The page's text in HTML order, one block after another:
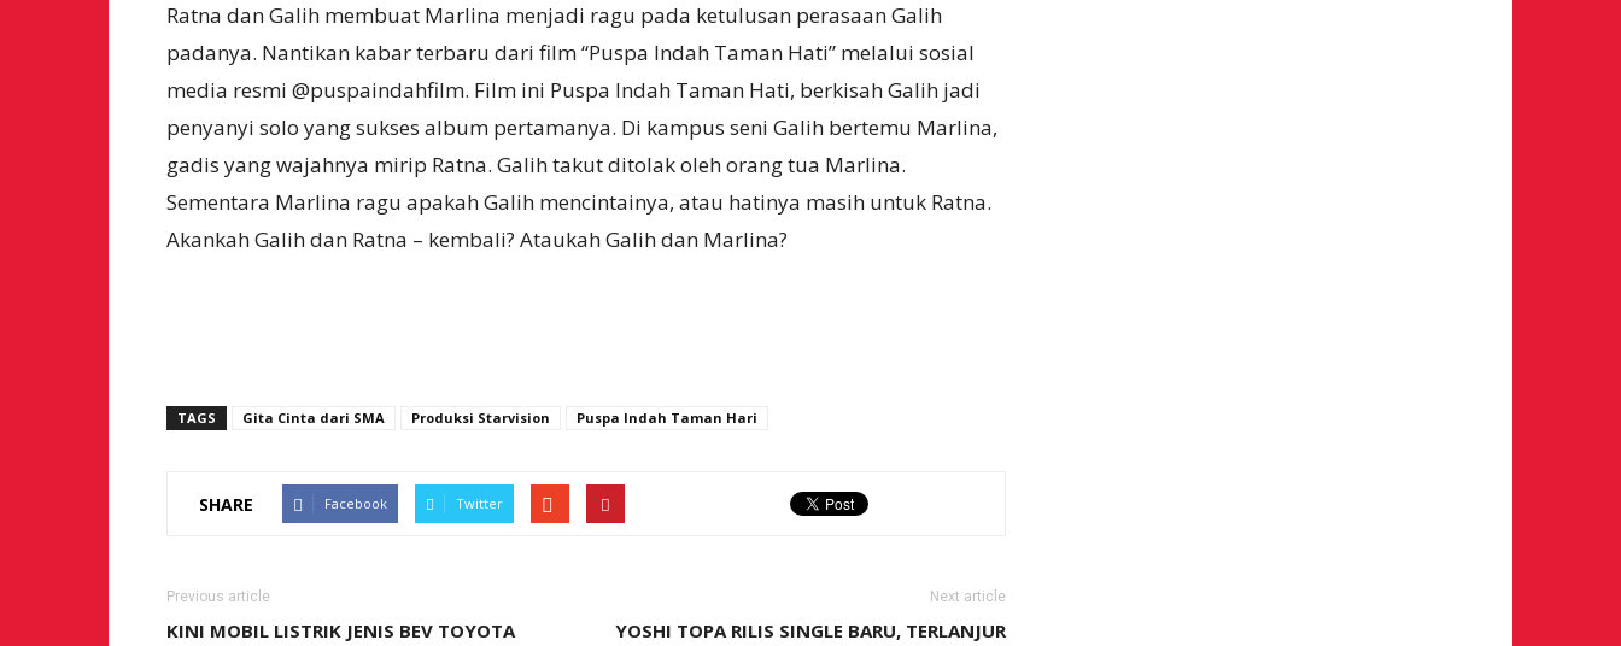
Ratna dan Galih membuat Marlina menjadi ragu pada ketulusan perasaan Galih
padanya. Nantikan kabar terbaru dari film “Puspa Indah Taman Hati” melalui sosial
media resmi @puspaindahfilm. Film ini Puspa Indah Taman Hati, berkisah Galih jadi
penyanyi solo yang sukses album pertamanya. Di kampus seni Galih bertemu Marlina,
gadis yang wajahnya mirip Ratna. Galih takut ditolak oleh orang tua Marlina.
Sementara Marlina ragu apakah Galih mencintainya, atau hatinya masih untuk Ratna.
Akankah Galih dan Ratna – kembali? Ataukah Galih dan Marlina?
TAGS Gita Cinta dari SMA Produksi Starvision Puspa Indah Taman Hari
SHARE Facebook Twitter
Previous article
KINI MOBIL LISTRIK JENIS BEV TOYOTA
Next article
YOSHI TOPA RILIS SINGLE BARU, TERLANJUR